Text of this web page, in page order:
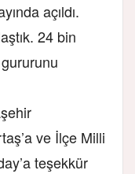
açıldı.
24 bin
ve İlçe Milli
teşekkür